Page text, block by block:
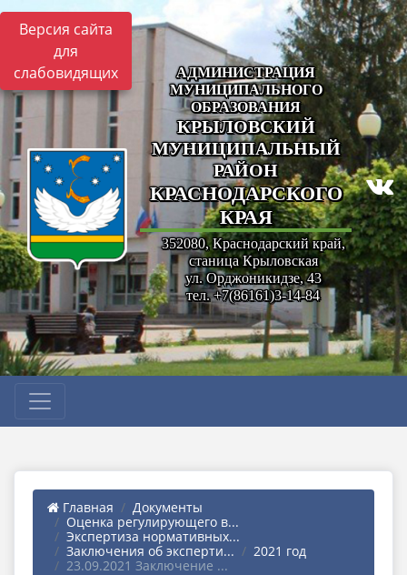
Версия сайта
для
слабовидящих
АДМИНИСТРАЦИЯ
МУНИЦИПАЛЬНОГО
ОБРАЗОВАНИЯ
КРЫЛОВСКИЙ
МУНИЦИПАЛЬНЫЙ
РАЙОН
КРАСНОДАРСКОГО
КРАЯ
352080, Краснодарский край,
станица Крыловская
ул. Орджоникидзе, 43
тел. +7(86161)3-14-84
Главная
Документы
Оценка регулирующего в...
Экспертиза нормативных...
Заключения об эксперти...
2021 год
23.09.2021 Заключение ...